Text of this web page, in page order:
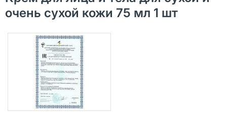
очень сухой кожи 75 мл 1 шт